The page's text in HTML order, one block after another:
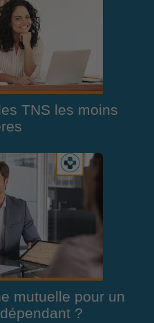
TNS les moins
mutuelle pour un
?